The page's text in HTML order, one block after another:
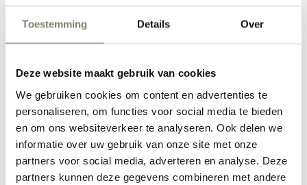
Toestemming Details Over
Deze website maakt gebruik van cookies
We gebruiken cookies om content en advertenties te
personaliseren, om functies voor social media te bieden
en om ons websiteverkeer te analyseren. Ook delen we
informatie over uw gebruik van onze site met onze
partners voor social media, adverteren en analyse. Deze
partners kunnen deze gegevens combineren met andere
Eetkamer inrichten